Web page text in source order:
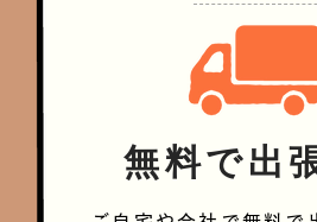
無料で出